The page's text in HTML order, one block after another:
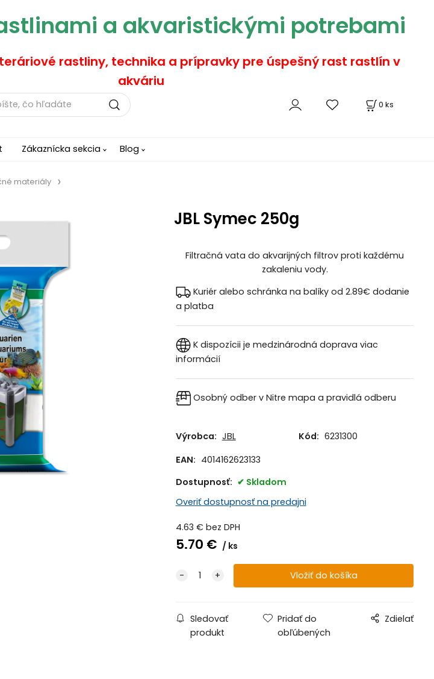
a akvaristickými potrebami
rastliny, technika a prípravky pre úspešný rast rastlín v
akváriu
0 ks
Zákaznícka sekcia Blog
materiály
JBL Symec 250g
Filtračná vata do akvarijných filtrov proti každému
zakaleniu vody.
Kuriér alebo schránka na balíky od 2.89€ dodanie
a platba
K dispozícii je medzinárodná doprava viac
informácií
Osobný odber v Nitre mapa a pravidlá odberu
Výrobca: JBL Kód: 6231300
EAN: 4014162623133
Dostupnosť:
Skladom
Overiť dostupnosť na predajni
4.63 € bez DPH
5.70 € ks
Sledovať
produkt
Pridať do
obľúbených
Zdielať